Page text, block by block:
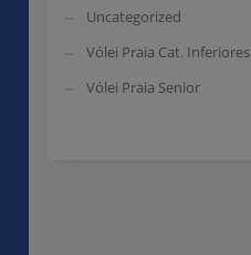
Uncategorized
Vólei Praia Cat. Inferiores
Vólei Praia Senior